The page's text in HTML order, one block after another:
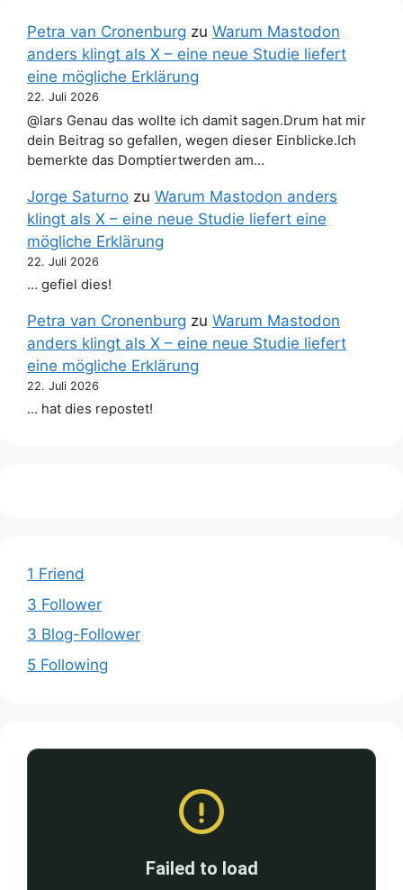
Petra van Cronenburg zu Warum Mastodon
anders klingt als X – eine neue Studie liefert
eine mögliche Erklärung
22. Juli 2026
@lars Genau das wollte ich damit sagen.Drum hat mir
dein Beitrag so gefallen, wegen dieser Einblicke.Ich
bemerkte das Domptiertwerden am…
Jorge Saturno zu Warum Mastodon anders
klingt als X – eine neue Studie liefert eine
mögliche Erklärung
22. Juli 2026
… gefiel dies!
Petra van Cronenburg zu Warum Mastodon
anders klingt als X – eine neue Studie liefert
eine mögliche Erklärung
22. Juli 2026
… hat dies repostet!
1 Friend
3 Follower
3 Blog-Follower
5 Following